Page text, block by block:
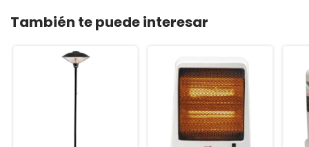
También te puede interesar